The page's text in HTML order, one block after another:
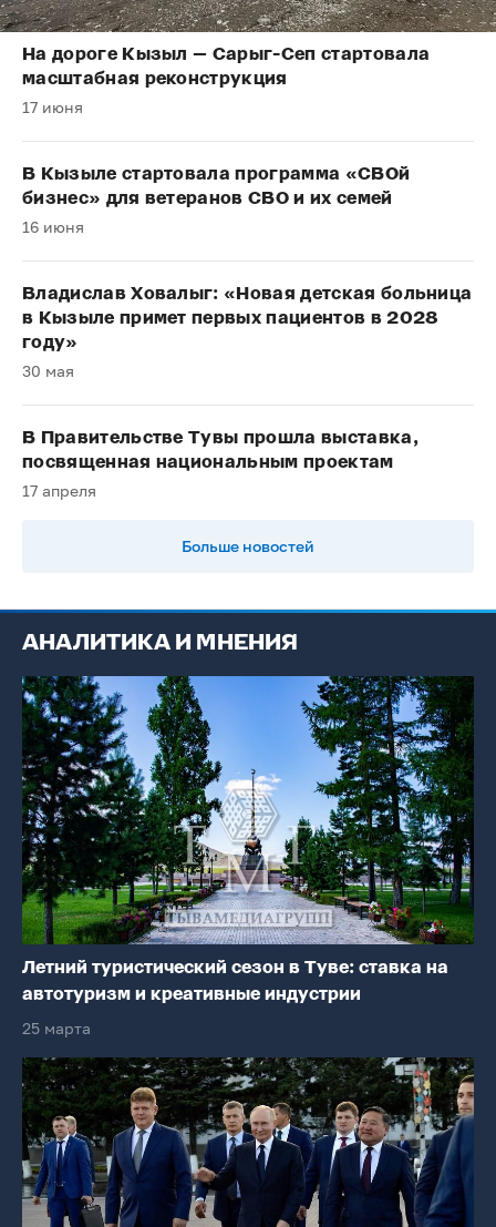
На дороге Кызыл — Сарыг-Сеп стартовала
масштабная реконструкция
17 июня
В Кызыле стартовала программа «СВОй
бизнес» для ветеранов СВО и их семей
16 июня
Владислав Ховалыг: «Новая детская больница
в Кызыле примет первых пациентов в 2028
году»
30 мая
В Правительстве Тувы прошла выставка,
посвященная национальным проектам
17 апреля
Больше новостей
АНАЛИТИКА И МНЕНИЯ
Летний туристический сезон в Туве: ставка на
автотуризм и креативные индустрии
25 марта